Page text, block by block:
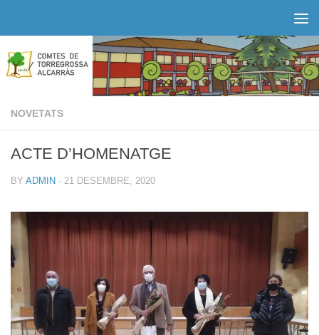
NOVETATS
ACTE D’HOMENATGE
BY ADMIN · 21 DESEMBRE, 2020